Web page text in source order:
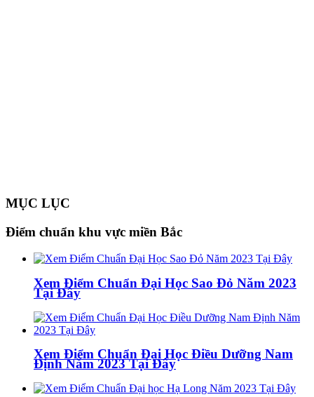
MỤC LỤC
Điểm chuẩn khu vực miền Bắc
Xem Điểm Chuẩn Đại Học Sao Đỏ Năm 2023
Tại Đây
Xem Điểm Chuẩn Đại Học Điều Dưỡng Nam
Định Năm 2023 Tại Đây